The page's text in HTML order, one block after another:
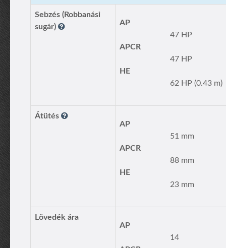
Sebzés (Robbanási
sugár)
AP
47 HP
APCR
47 HP
HE
62 HP (0.43 m)
Átütés
AP
51 mm
APCR
88 mm
HE
23 mm
Lövedék ára
AP
14